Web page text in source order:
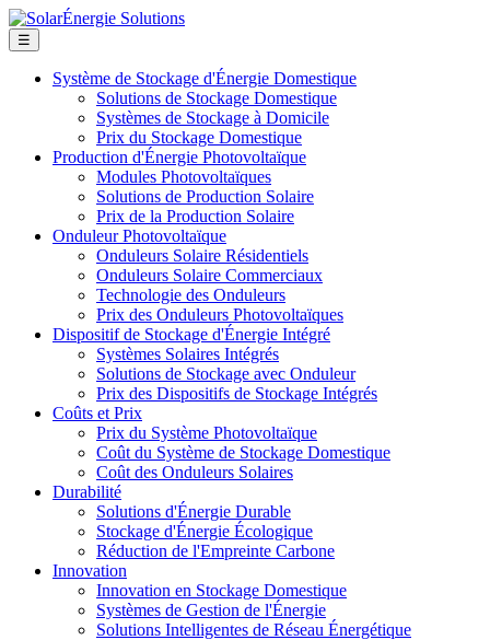
☰
Système de Stockage d'Énergie Domestique
Solutions de Stockage Domestique
Systèmes de Stockage à Domicile
Prix du Stockage Domestique
Production d'Énergie Photovoltaïque
Modules Photovoltaïques
Solutions de Production Solaire
Prix de la Production Solaire
Onduleur Photovoltaïque
Onduleurs Solaire Résidentiels
Onduleurs Solaire Commerciaux
Technologie des Onduleurs
Prix des Onduleurs Photovoltaïques
Dispositif de Stockage d'Énergie Intégré
Systèmes Solaires Intégrés
Solutions de Stockage avec Onduleur
Prix des Dispositifs de Stockage Intégrés
Coûts et Prix
Prix du Système Photovoltaïque
Coût du Système de Stockage Domestique
Coût des Onduleurs Solaires
Durabilité
Solutions d'Énergie Durable
Stockage d'Énergie Écologique
Réduction de l'Empreinte Carbone
Innovation
Innovation en Stockage Domestique
Systèmes de Gestion de l'Énergie
Solutions Intelligentes de Réseau Énergétique